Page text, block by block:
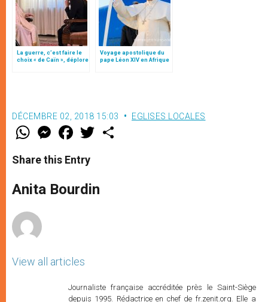
La guerre, c’est faire le
choix « de Caïn », déplore
Voyage apostolique du
pape Léon XIV en Afrique
DÉCEMBRE 02, 2018 15:03 EGLISES LOCALES
W
t
s
p
p
M
e
s
e
g
e
F
a
e
b
o
k
w
r
Share this Entry
Anita Bourdin
View all articles
Journaliste française accréditée près le Saint-Siège
depuis 1995. Rédactrice en chef de fr.zenit.org. Elle a